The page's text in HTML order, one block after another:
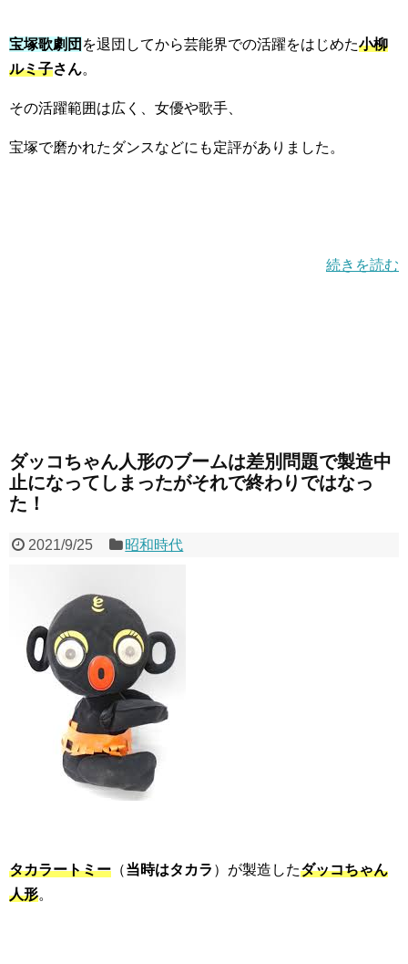
宝塚歌劇団 を退団してから芸能界での活躍をはじめた小柳
ルミ子さん。
その活躍範囲は広く、女優や歌手、
宝塚で磨かれたダンスなどにも定評がありました。
続きを読む
ダッコちゃん人形のブームは差別問題で製造中
止になってしまったがそれで終わりではなっ
た！
2021/9/25 昭和時代
タカラートミー （当時はタカラ ）が製造したダッコちゃん
人形。